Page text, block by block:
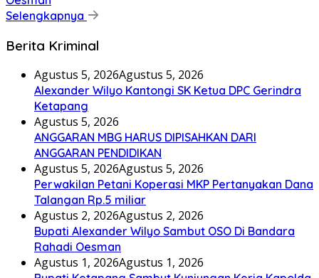
Selengkapnya
Berita Kriminal
Agustus 5, 2026Agustus 5, 2026
Alexander Wilyo Kantongi SK Ketua DPC Gerindra
Ketapang
Agustus 5, 2026
ANGGARAN MBG HARUS DIPISAHKAN DARI
ANGGARAN PENDIDIKAN
Agustus 5, 2026Agustus 5, 2026
Perwakilan Petani Koperasi MKP Pertanyakan Dana
Talangan Rp.5 miliar
Agustus 2, 2026Agustus 2, 2026
Bupati Alexander Wilyo Sambut OSO Di Bandara
Rahadi Oesman
Agustus 1, 2026Agustus 1, 2026